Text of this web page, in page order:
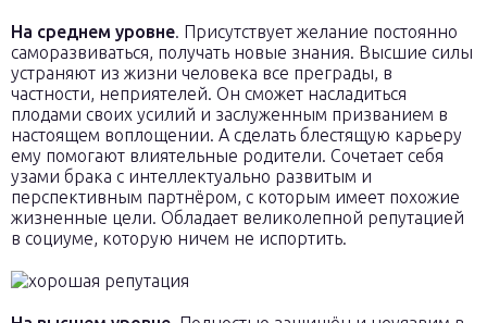
На среднем уровне. Присутствует желание постоянно
саморазвиваться, получать новые знания. Высшие силы
устраняют из жизни человека все преграды, в
частности, неприятелей. Он сможет насладиться
плодами своих усилий и заслуженным призванием в
настоящем воплощении. А сделать блестящую карьеру
ему помогают влиятельные родители. Сочетает себя
узами брака с интеллектуально развитым и
перспективным партнёром, с которым имеет похожие
жизненные цели. Обладает великолепной репутацией
в социуме, которую ничем не испортить.